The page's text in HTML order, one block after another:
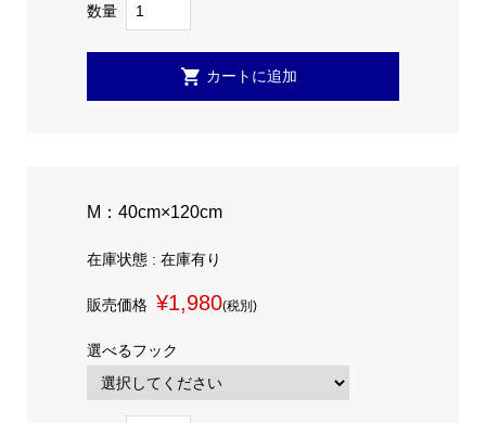
数量
M：40cm×120cm
在庫状態 : 在庫有り
販売価格 ¥1,980(税別)
選べるフック